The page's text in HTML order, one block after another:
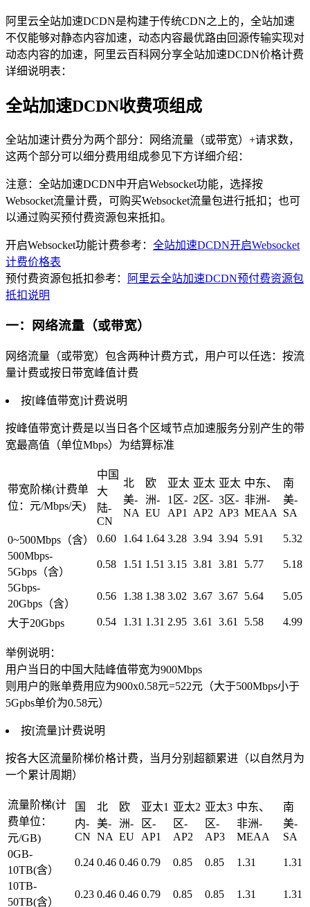
阿里云全站加速DCDN是构建于传统CDN之上的，全站加速
不仅能够对静态内容加速，动态内容最优路由回源传输实现对
动态内容的加速，阿里云百科网分享全站加速DCDN价格计费
详细说明表：
全站加速DCDN收费项组成
全站加速计费分为两个部分：网络流量（或带宽）+请求数，
这两个部分可以细分费用组成参见下方详细介绍：
注意：全站加速DCDN中开启Websocket功能，选择按
Websocket流量计费，可购买Websocket流量包进行抵扣；也可
以通过购买预付费资源包来抵扣。
开启Websocket功能计费参考： 全站加速DCDN开启Websocket
计费价格表
预付费资源包抵扣参考：
阿里云全站加速DCDN预付费资源包
抵扣说明
一：网络流量（或带宽）
网络流量（或带宽）包含两种计费方式，用户可以任选：按流
量计费或按日带宽峰值计费
按[峰值带宽]计费说明
按峰值带宽计费是以当日各个区域节点加速服务分别产生的带
宽最高值（单位Mbps）为结算标准
带宽阶梯(计费单
位：元/Mbps/天)
中国
大
陆-
CN
北
美-
NA
欧
洲-
EU
亚太
1区-
AP1
亚太
2区-
AP2
亚太
3区-
AP3
中东、
非洲-
MEAA
南
美-
SA
0~500Mbps（含） 0.60 1.64 1.64 3.28 3.94 3.94 5.91
5.32
500Mbps-
5Gbps（含）
0.58 1.51 1.51 3.15 3.81 3.81 5.77
5.18
5Gbps-
20Gbps（含）
0.56 1.38 1.38 3.02 3.67 3.67 5.64 5.05
大于20Gbps 0.54 1.31 1.31 2.95 3.61 3.61 5.58 4.99
举例说明：
用户当日的中国大陆峰值带宽为900Mbps
则用户的账单费用应为900x0.58元=522元（大于500Mbps小于
5Gpbs单价为0.58元）
按[流量]计费说明
按各大区流量阶梯价格计费，当月分别超额累进（以自然月为
一个累计周期）
流量阶梯(计
费单位：
元/GB)
国
内-
CN
北
美-
NA
欧
洲-
EU
亚太1
区-
AP1
亚太2
区-
AP2
亚太3
区-
AP3
中东、
非洲-
MEAA
南
美-
SA
0GB-
10TB(含）
0.24 0.46 0.46 0.79 0.85 0.85 1.31
1.31
10TB-
50TB(含）
0.23 0.46 0.46 0.79 0.85 0.85 1.31
1.31